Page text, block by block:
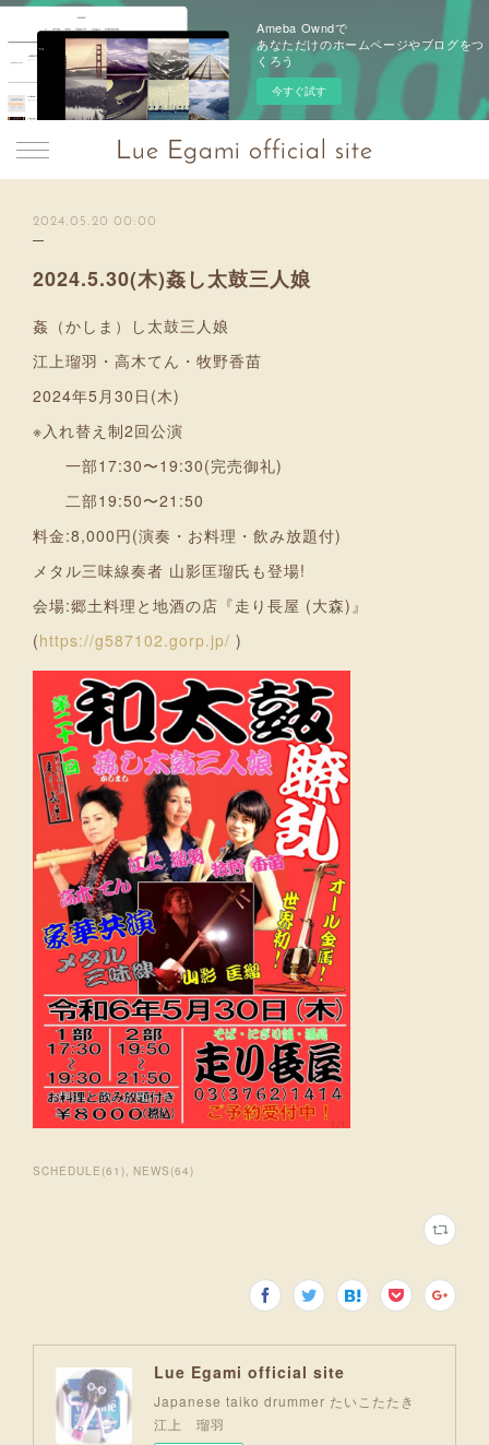
Ameba Owndで
あなただけのホームページやブログをつ
くろう
今すぐ試す
Lue Egami official site
2024.05.20 00:00
2024.5.30(木)姦し太鼓三人娘
姦（かしま）し太鼓三人娘
江上瑠羽・高木てん・牧野香苗
2024年5月30日(木)
※入れ替え制2回公演
一部17:30〜19:30(完売御礼)
二部19:50〜21:50
料金:8,000円(演奏・お料理・飲み放題付)
メタル三味線奏者 山影匡瑠氏も登場!
会場:郷土料理と地酒の店『走り長屋 (大森)』
(https://g587102.gorp.jp/ )
SCHEDULE (61 ) NEWS (64)
Lue Egami official site
Japanese taiko drummer たいこたたき
江上 瑠羽